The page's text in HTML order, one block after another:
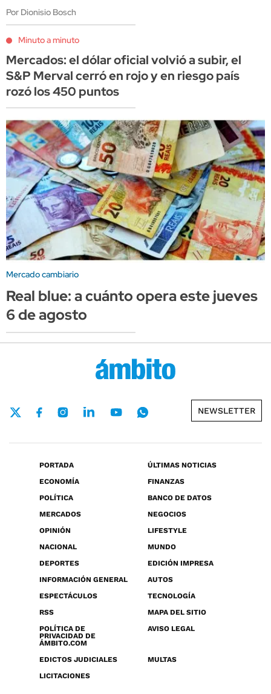
Por Dionisio Bosch
Minuto a minuto
Mercados: el dólar oficial volvió a subir, el
S&P Merval cerró en rojo y en riesgo país
rozó los 450 puntos
Mercado cambiario
Real blue: a cuánto opera este jueves
6 de agosto
NEWSLETTER
PORTADA
ÚLTIMAS NOTICIAS
ECONOMÍA
FINANZAS
POLÍTICA
BANCO DE DATOS
MERCADOS
NEGOCIOS
OPINIÓN
LIFESTYLE
NACIONAL
MUNDO
DEPORTES
EDICIÓN IMPRESA
INFORMACIÓN GENERAL
AUTOS
ESPECTÁCULOS
TECNOLOGÍA
RSS
MAPA DEL SITIO
POLÍTICA DE
PRIVACIDAD DE
ÁMBITO.COM
AVISO LEGAL
EDICTOS JUDICIALES
MULTAS
LICITACIONES